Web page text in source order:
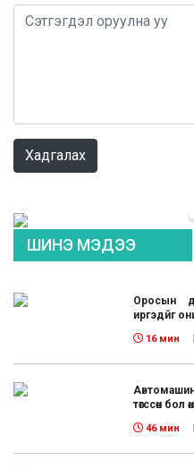
Хадгалах
ШИНЭ МЭДЭЭ
Оросын
иргэдйг
16 мин
төгссөн бол
46 мин